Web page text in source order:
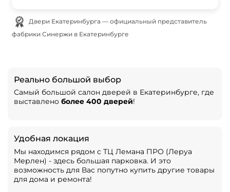
фабрики Синержи в Екатеринбурге
Реально большой выбор
Самый большой салон дверей в Екатеринбурге, где
выставлено более 400 дверей!
Удобная локация
Мы находимся рядом с ТЦ Лемана ПРО (Леруа
Мерлен) - здесь большая парковка. И это
возможность для Вас попутно купить другие товары
для дома и ремонта!